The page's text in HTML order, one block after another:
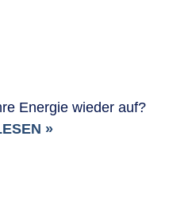
Energie wieder auf?
»